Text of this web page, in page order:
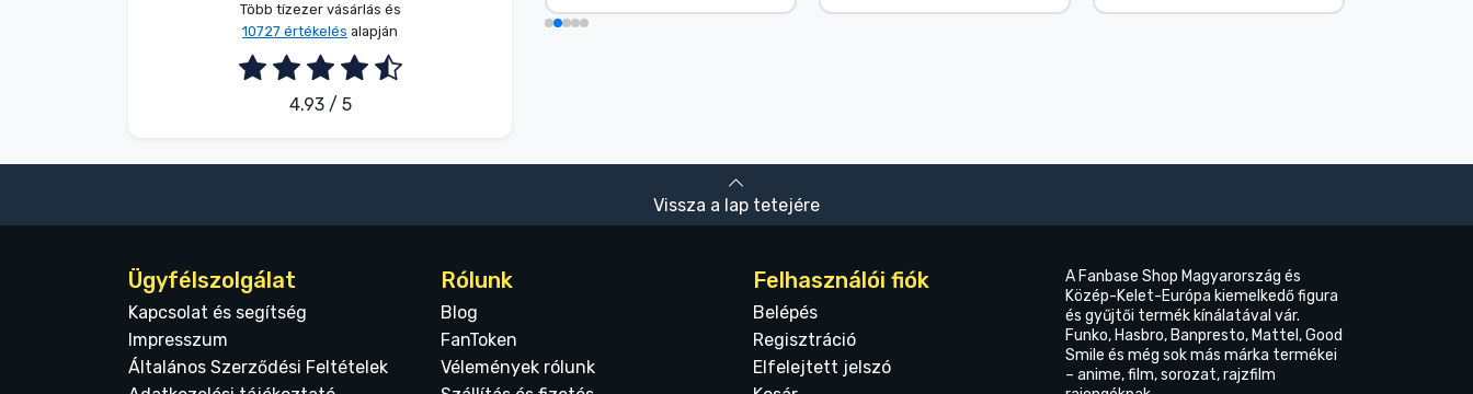
Több tízezer vásárlás és
10727 értékelés alapján
4.93 / 5
Vissza a lap tetejére
Ügyfélszolgálat
Kapcsolat és segítség
Impresszum
Általános Szerződési Feltételek
Rólunk
Blog
FanToken
Vélemények rólunk
Felhasználói fiók
Belépés
Regisztráció
Elfelejtett jelszó
A Fanbase Shop Magyarország és
Közép-Kelet-Európa kiemelkedő figura
és gyűjtői termék kínálatával vár.
Funko, Hasbro, Banpresto, Mattel, Good
Smile és még sok más márka termékei
– anime, film, sorozat, rajzfilm